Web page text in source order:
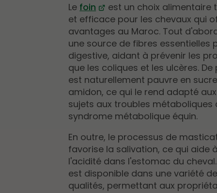
Le foin
est un choix alimentaire
et efficace pour les chevaux qui
avantages au Maroc. Tout
une source de fibres essentielles
digestive, aidant à prévenir les
que les coliques et les ulcères. De
est naturellement pauvre en
amidon, ce qui le rend adapté
sujets aux troubles métaboliques
syndrome métabolique équin.
En outre, le processus de
favorise la salivation, ce qui aide
l'acidité dans l'estomac du
est disponible dans une variété
qualités, permettant aux